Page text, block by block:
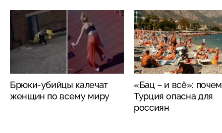
Брюки-убийцы калечат
женщин по всему миру
«Бац – и всё»:
Турция опасна для
россиян